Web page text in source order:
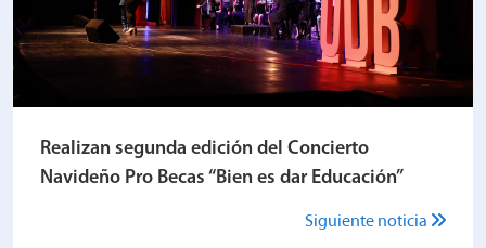
Realizan segunda edición del Concierto
Navideño Pro Becas “Bien es dar Educación”
Siguiente noticia